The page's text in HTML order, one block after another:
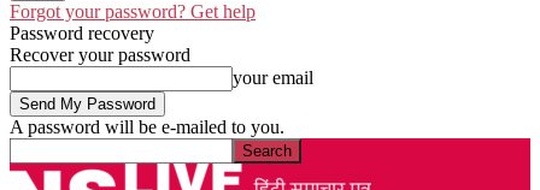
Forgot your password? Get help
Password recovery
Recover your password
your email
A password will be e-mailed to you.